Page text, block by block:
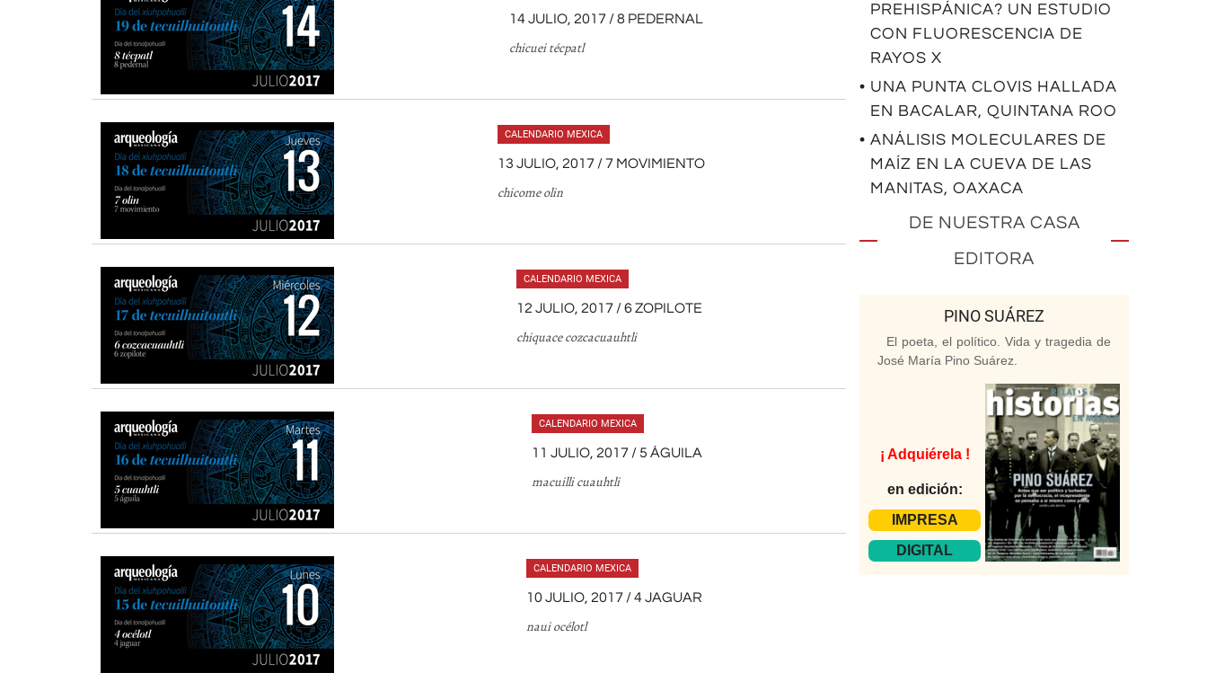
14 JULIO, 2017 / 8 PEDERNAL
chicuei técpatl
CALENDARIO MEXICA
13 JULIO, 2017 / 7 MOVIMIENTO
chicome olin
CALENDARIO MEXICA
12 JULIO, 2017 / 6 ZOPILOTE
chiquace cozcacuauhtli
CALENDARIO MEXICA
11 JULIO, 2017 / 5 ÁGUILA
macuilli cuauhtli
CALENDARIO MEXICA
10 JULIO, 2017 / 4 JAGUAR
naui océlotl
PREHISPÁNICA? UN ESTUDIO
CON FLUORESCENCIA DE
RAYOS X
• UNA PUNTA CLOVIS HALLADA
EN BACALAR, QUINTANA ROO
• ANÁLISIS MOLECULARES DE
MAÍZ EN LA CUEVA DE LAS
MANITAS, OAXACA
DE NUESTRA CASA
EDITORA
PINO SUÁREZ
El poeta, el político. Vida y tragedia de
José María Pino Suárez.
¡ Adquiérela !
en edición:
IMPRESA
DIGITAL